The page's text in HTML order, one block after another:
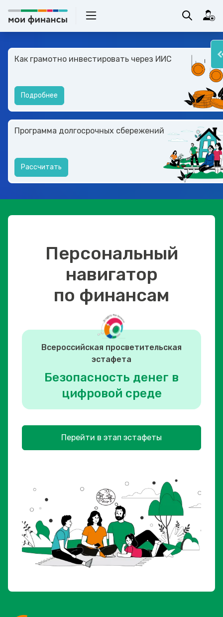
Как грамотно инвестировать через ИИС
Подробнее
Программа долгосрочных сбережений
Рассчитать
Персональный
навигатор
по финансам
Всероссийская просветительская
эстафета
Безопасность денег в
цифровой среде
Перейти в этап эстафеты